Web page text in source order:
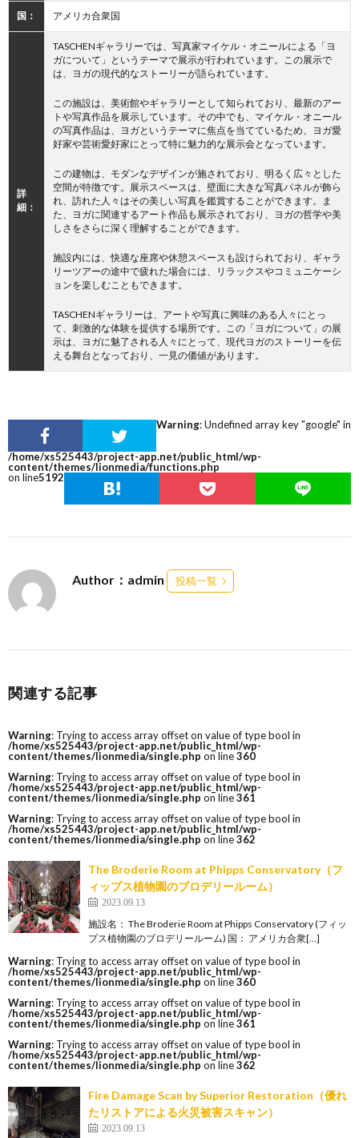
国： アメリカ合衆国
詳
細：
TASCHENギャラリーでは、写真家マイケル・オニールによる「ヨ
ガについて」というテーマで展示が行われています。この展示で
は、ヨガの現代的なストーリーが語られています。
この施設は、美術館やギャラリーとして知られており、最新のアー
トや写真作品を展示しています。その中でも、マイケル・オニール
の写真作品は、ヨガというテーマに焦点を当てているため、ヨガ愛
好家や芸術愛好家にとって特に魅力的な展示会となっています。
この建物は、モダンなデザインが施されており、明るく広々とした
空間が特徴です。展示スペースは、壁面に大きな写真パネルが飾ら
れ、訪れた人々はその美しい写真を鑑賞することができます。ま
た、ヨガに関連するアート作品も展示されており、ヨガの哲学や美
しさをさらに深く理解することができます。
施設内には、快適な座席や休憩スペースも設けられており、ギャラ
リーツアーの途中で疲れた場合には、リラックスやコミュニケーシ
ョンを楽しむこともできます。
TASCHENギャラリーは、アートや写真に興味のある人々にとっ
て、刺激的な体験を提供する場所です。この「ヨガについて」の展
示は、ヨガに魅了される人々にとって、現代ヨガのストーリーを伝
える舞台となっており、一見の価値があります。
Warning: Undefined array key "google" in
/home/xs525443/project-app.net/public_html/wp-
content/themes/lionmedia/functions.php
on line5192
Author：admin 投稿一覧
関連する記事
Warning: Trying to access array offset on value of type bool in
/home/xs525443/project-app.net/public_html/wp-
content/themes/lionmedia/single.php on line360
Warning: Trying to access array offset on value of type bool in
/home/xs525443/project-app.net/public_html/wp-
content/themes/lionmedia/single.php on line361
Warning: Trying to access array offset on value of type bool in
/home/xs525443/project-app.net/public_html/wp-
content/themes/lionmedia/single.php on line362
The Broderie Room at Phipps Conservatory（フ
ィップス植物園のブロデリールーム）
2023.09.13
施設名： The Broderie Room at Phipps Conservatory (フィッ
プス植物園のブロデリールーム) 国： アメリカ合衆[…]
Warning: Trying to access array offset on value of type bool in
/home/xs525443/project-app.net/public_html/wp-
content/themes/lionmedia/single.php on line360
Warning: Trying to access array offset on value of type bool in
/home/xs525443/project-app.net/public_html/wp-
content/themes/lionmedia/single.php on line361
Warning: Trying to access array offset on value of type bool in
/home/xs525443/project-app.net/public_html/wp-
content/themes/lionmedia/single.php on line362
Fire Damage Scan by Superior Restoration（優れ
たリストアによる火災被害スキャン）
2023.09.13